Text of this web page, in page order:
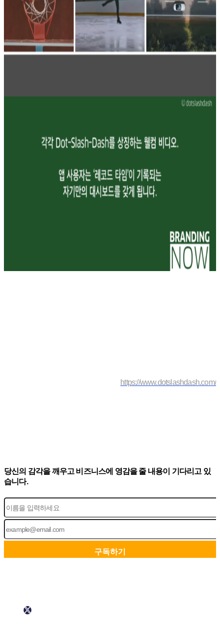
https://www.dotslashdash.com/
당신의 감각을 깨우고 비즈니스에 영감을 줄 내용이 기다리고 있
습니다.